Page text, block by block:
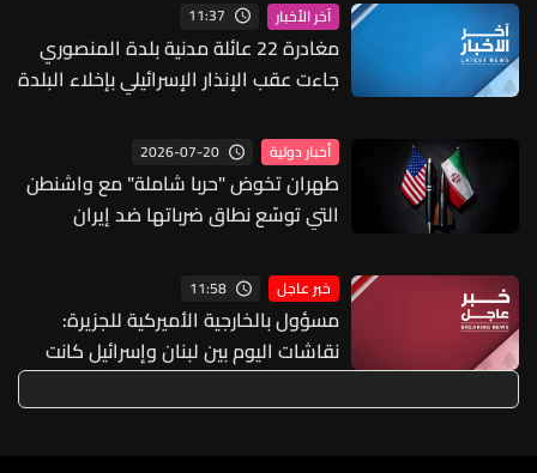
آخر الأخبار 11:37
مغادرة 22 عائلة مدنية بلدة المنصوري
جاءت عقب الإنذار الإسرائيلي بإخلاء البلدة
أخبار دولية 2026-07-20
طهران تخوض "حربا شاملة" مع واشنطن
التي توسّع نطاق ضرباتها ضد إيران
خبر عاجل 11:58
مسؤول بالخارجية الأميركية للجزيرة:
نقاشات اليوم بين لبنان وإسرائيل كانت
مثمرة وأحرزت تقدما وستستأنف غدا
وجولة مفاوضات روما بين لبنان وإسرائيل